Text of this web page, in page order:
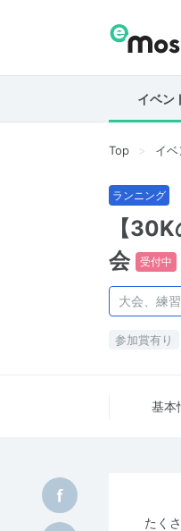
イベン
Top イ
ランニング
【
会
受付中
大会、練
参加賞有り
基本
たく